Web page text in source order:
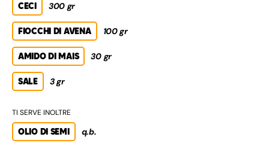
CECI 300 gr
FIOCCHI DI AVENA 100 gr
AMIDO DI MAIS 30 gr
SALE 3 gr
TI SERVE INOLTRE
OLIO DI SEMI q.b.